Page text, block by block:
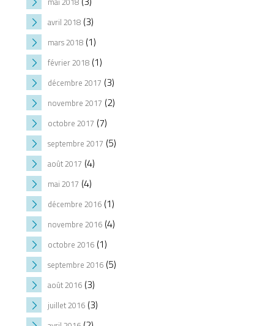
avril 2018(3)
mars 2018(1)
février 2018(1)
décembre 2017 (3)
novembre 2017 (2)
octobre 2017 (7)
septembre 2017 (5)
août 2017 (4)
mai 2017 (4)
décembre 2016(1)
novembre 2016(4)
octobre 2016(1)
septembre 2016(5)
août 2016(3)
juillet 2016(3)